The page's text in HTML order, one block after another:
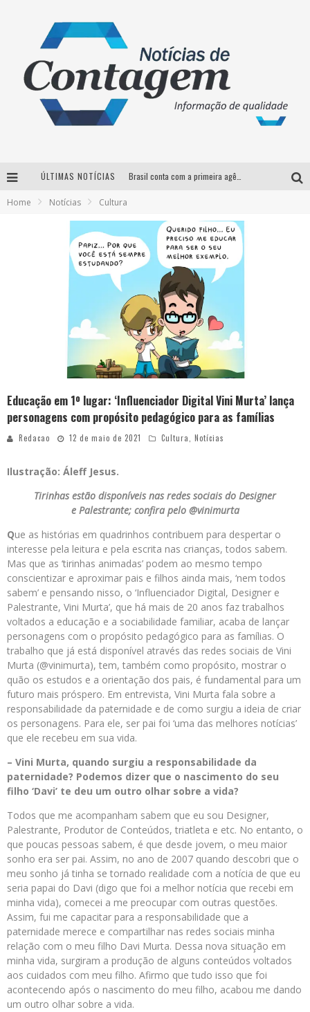
ÚLTIMAS NOTÍCIAS
Votação para o concurso Rainha do Pedro Leopoldo Rodeio Show 2026 é liberada no G1
Suzy Brasil desembarca em Belo Horizonte nesta quinta-feira com o espetáculo “Uma Noite Horripilante”
Home Notícias Cultura
Educação em 1º lugar: ‘Influenciador Digital Vini Murta’ lança
personagens com propósito pedagógico para as famílias
Redacao 12 de maio de 2021 Cultura, Notícias
Ilustração: Áleff Jesus.
Tirinhas estão disponíveis nas redes sociais do Designer
e Palestrante; confira pelo @vinimurta
Que as histórias em quadrinhos contribuem para despertar o
interesse pela leitura e pela escrita nas crianças, todos sabem.
Mas que as ‘tirinhas animadas’ podem ao mesmo tempo
conscientizar e aproximar pais e filhos ainda mais, ‘nem todos
sabem’ e pensando nisso, o ‘Influenciador Digital, Designer e
Palestrante, Vini Murta’, que há mais de 20 anos faz trabalhos
voltados a educação e a sociabilidade familiar, acaba de lançar
personagens com o propósito pedagógico para as famílias. O
trabalho que já está disponível através das redes sociais de Vini
Murta (@vinimurta), tem, também como propósito, mostrar o
quão os estudos e a orientação dos pais, é fundamental para um
futuro mais próspero. Em entrevista, Vini Murta fala sobre a
responsabilidade da paternidade e de como surgiu a ideia de criar
os personagens. Para ele, ser pai foi ‘uma das melhores notícias’
que ele recebeu em sua vida.
– Vini Murta, quando surgiu a responsabilidade da
paternidade? Podemos dizer que o nascimento do seu
filho ‘Davi’ te deu um outro olhar sobre a vida?
Todos que me acompanham sabem que eu sou Designer,
Palestrante, Produtor de Conteúdos, triatleta e etc. No entanto, o
que poucas pessoas sabem, é que desde jovem, o meu maior
sonho era ser pai. Assim, no ano de 2007 quando descobri que o
meu sonho já tinha se tornado realidade com a notícia de que eu
seria papai do Davi (digo que foi a melhor notícia que recebi em
minha vida), comecei a me preocupar com outras questões.
Assim, fui me capacitar para a responsabilidade que a
paternidade merece e compartilhar nas redes sociais minha
relação com o meu filho Davi Murta. Dessa nova situação em
minha vida, surgiram a produção de alguns conteúdos voltados
aos cuidados com meu filho. Afirmo que tudo isso que foi
acontecendo após o nascimento do meu filho, acabou me dando
um outro olhar sobre a vida.